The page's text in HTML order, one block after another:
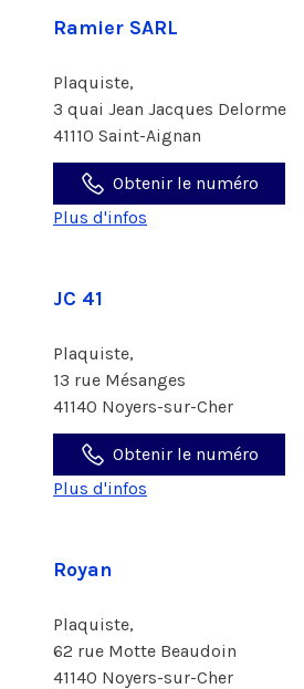
Ramier SARL
Plaquiste,
3 quai Jean Jacques Delorme
41110 Saint-Aignan
Obtenir le numéro
Plus d'infos
JC 41
Plaquiste,
13 rue Mésanges
41140 Noyers-sur-Cher
Obtenir le numéro
Plus d'infos
Royan
Plaquiste,
62 rue Motte Beaudoin
41140 Noyers-sur-Cher